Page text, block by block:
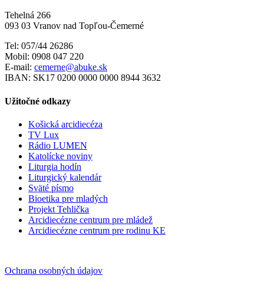
Tehelná 266
093 03 Vranov nad Topľou-Čemerné
Tel: 057/44 26286
Mobil: 0908 047 220
E-mail: cemerne@abuke.sk
IBAN: SK17 0200 0000 0000 8944 3632
Užitočné odkazy
Košická arcidiecéza
TV Lux
Rádio LUMEN
Katolícke noviny
Liturgia hodín
Liturgický kalendár
Sväté písmo
Bioetika pre mladých
Projekt Tehlička
Arcidiecézne centrum pre mládež
Arcidiecézne centrum pre rodinu KE
Ochrana osobných údajov